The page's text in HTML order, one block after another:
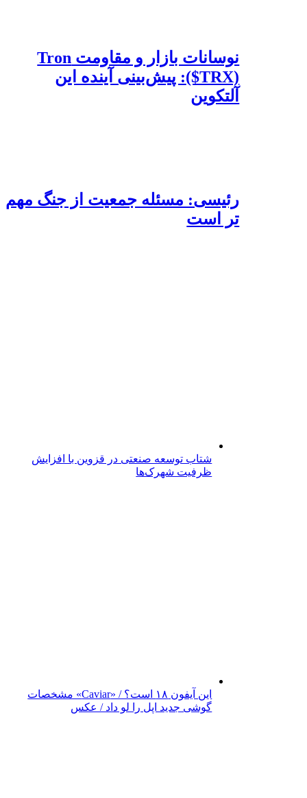
نوسانات بازار و مقاومت Tron
($TRX): پیش‌بینی آینده این
آلتکوین
رئیسی: مسئله جمعیت از جنگ مهم
تر است
شتاب توسعه صنعتی در قزوین با افزایش
ظرفیت شهرک‌ها
این آیفون ۱۸ است؟ / «Caviar» مشخصات
گوشی جدید اپل را لو داد / عکس